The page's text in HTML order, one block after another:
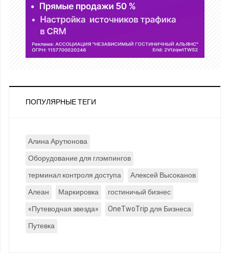
ПОПУЛЯРНЫЕ ТЕГИ
Алина Арутюнова
Оборудование для глэмпингов
терминал контроля доступа
Алексей Высоканов
Алеан
Маркировка
гостиничый бизнес
«Путеводная звезда»
OneTwoTrip для Бизнеса
Путевка